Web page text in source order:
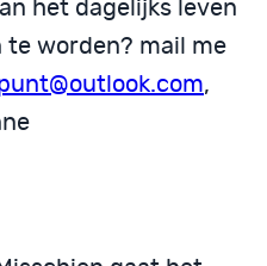
het dagelijks leven
te worden? mail me
,